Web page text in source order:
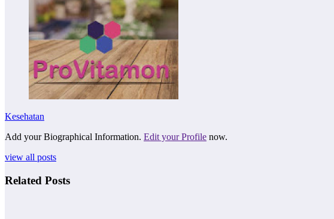
Kesehatan
Add your Biographical Information. Edit your Profile now.
view all posts
Related Posts